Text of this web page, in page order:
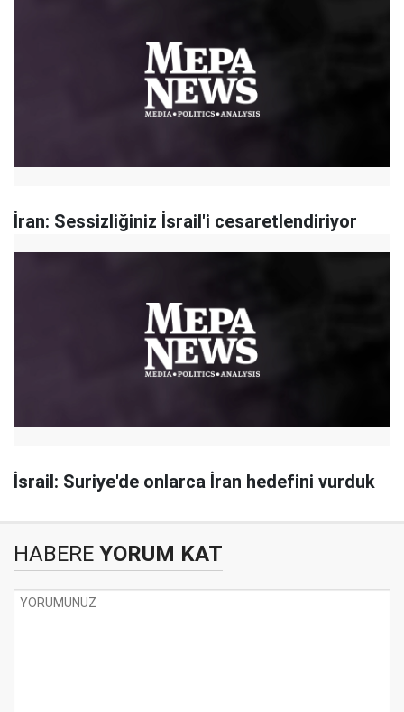
İran: Sessizliğiniz İsrail'i cesaretlendiriyor
İsrail: Suriye'de onlarca İran hedefini vurduk
HABERE YORUM KAT